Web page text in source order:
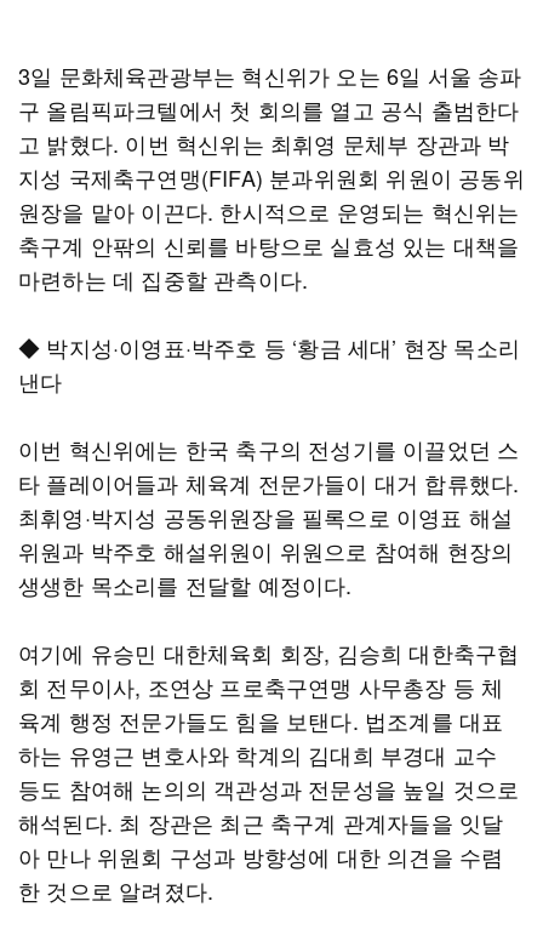
3일 문화체육관광부는 혁신위가 오는 6일 서울 송파
구 올림픽파크텔에서 첫 회의를 열고 공식 출범한다
고 밝혔다. 이번 혁신위는 최휘영 문체부 장관과 박
지성 국제축구연맹(FIFA) 분과위원회 위원이 공동위
원장을 맡아 이끈다. 한시적으로 운영되는 혁신위는
축구계 안팎의 신뢰를 바탕으로 실효성 있는 대책을
마련하는 데 집중할 관측이다.
◆ 박지성·이영표·박주호 등 ‘황금 세대’ 현장 목소리
낸다
이번 혁신위에는 한국 축구의 전성기를 이끌었던 스
타 플레이어들과 체육계 전문가들이 대거 합류했다.
최휘영·박지성 공동위원장을 필록으로 이영표 해설
위원과 박주호 해설위원이 위원으로 참여해 현장의
생생한 목소리를 전달할 예정이다.
여기에 유승민 대한체육회 회장, 김승희 대한축구협
회 전무이사, 조연상 프로축구연맹 사무총장 등 체
육계 행정 전문가들도 힘을 보탠다. 법조계를 대표
하는 유영근 변호사와 학계의 김대희 부경대 교수
등도 참여해 논의의 객관성과 전문성을 높일 것으로
해석된다. 최 장관은 최근 축구계 관계자들을 잇달
아 만나 위원회 구성과 방향성에 대한 의견을 수렴
한 것으로 알려졌다.